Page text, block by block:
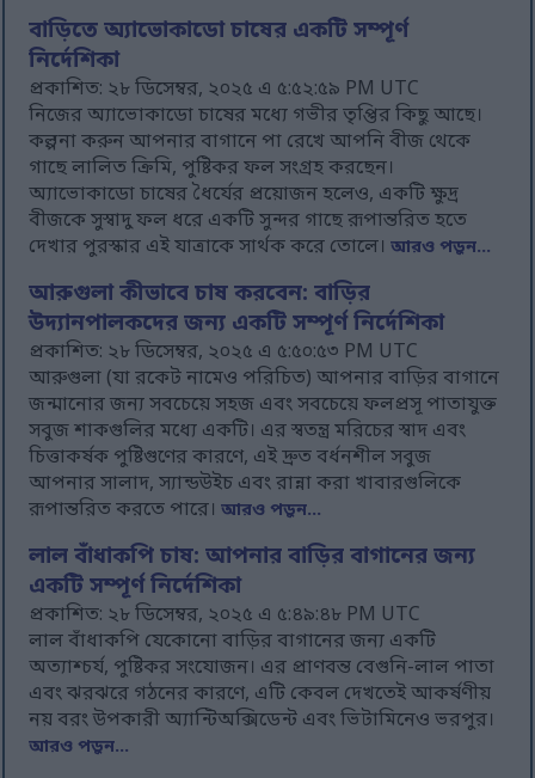
বাড়িতে অ্যাভোকাডো চাষের একটি সম্পূর্ণ
নির্দেশিকা
প্রকাশিত: ২৮ ডিসেম্বর, ২০২৫ এ ৫:৫২:৫৯ PM UTC
নিজের অ্যাভোকাডো চাষের মধ্যে গভীর তৃপ্তির কিছু আছে।
কল্পনা করুন আপনার বাগানে পা রেখে আপনি বীজ থেকে
গাছে লালিত ক্রিমি, পুষ্টিকর ফল সংগ্রহ করছেন।
অ্যাভোকাডো চাষের ধৈর্যের প্রয়োজন হলেও, একটি ক্ষুদ্র
বীজকে সুস্বাদু ফল ধরে একটি সুন্দর গাছে রূপান্তরিত হতে
দেখার পুরস্কার এই যাত্রাকে সার্থক করে তোলে।আরও পড়ুন...
আরুগুলা কীভাবে চাষ করবেন: বাড়ির
উদ্যানপালকদের জন্য একটি সম্পূর্ণ নির্দেশিকা
প্রকাশিত: ২৮ ডিসেম্বর, ২০২৫ এ ৫:৫০:৫৩ PM UTC
আরুগুলা (যা রকেট নামেও পরিচিত) আপনার বাড়ির বাগানে
জন্মানোর জন্য সবচেয়ে সহজ এবং সবচেয়ে ফলপ্রসূ পাতাযুক্ত
সবুজ শাকগুলির মধ্যে একটি। এর স্বতন্ত্র মরিচের স্বাদ এবং
চিত্তাকর্ষক পুষ্টিগুণের কারণে, এই দ্রুত বর্ধনশীল সবুজ
আপনার সালাদ, স্যান্ডউইচ এবং রান্না করা খাবারগুলিকে
রূপান্তরিত করতে পারে।আরও পড়ুন...
লাল বাঁধাকপি চাষ: আপনার বাড়ির বাগানের জন্য
একটি সম্পূর্ণ নির্দেশিকা
প্রকাশিত: ২৮ ডিসেম্বর, ২০২৫ এ ৫:৪৯:৪৮ PM UTC
লাল বাঁধাকপি যেকোনো বাড়ির বাগানের জন্য একটি
অত্যাশ্চর্য, পুষ্টিকর সংযোজন। এর প্রাণবন্ত বেগুনি-লাল পাতা
এবং ঝরঝরে গঠনের কারণে, এটি কেবল দেখতেই আকর্ষণীয়
নয় বরং উপকারী অ্যান্টিঅক্সিডেন্ট এবং ভিটামিনেও ভরপুর।
আরও পড়ুন...